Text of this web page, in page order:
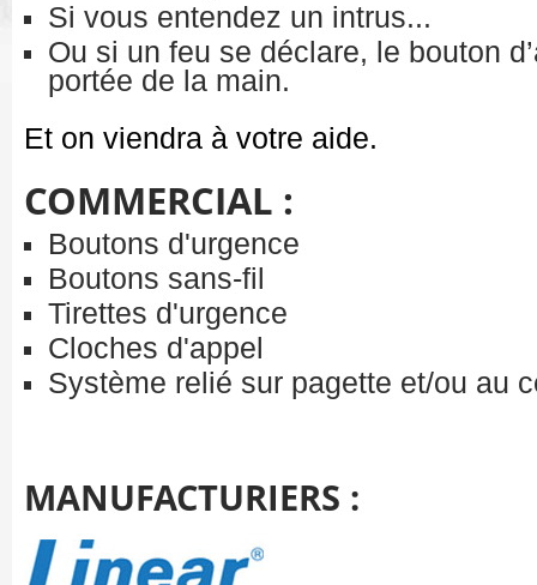
Si vous entendez un intrus...
Ou si un feu se déclare, le bouton
portée de la main.
Et on viendra à votre aide.
COMMERCIAL :
Boutons d'urgence
Boutons sans-fil
Tirettes d'urgence
Cloches d'appel
Système relié sur pagette et/ou au
MANUFACTURIERS :